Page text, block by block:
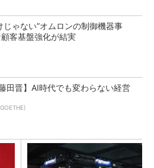
じゃない”オムロンの制御機器事
客基盤強化が結実
田晋】AI時代でも変わらない経営